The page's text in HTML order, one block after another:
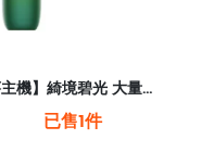
【Relx 5代電子菸主機】綺境碧光 大量現貨 悅刻5代幻影霧化器單桿 電量顯示
已售1件